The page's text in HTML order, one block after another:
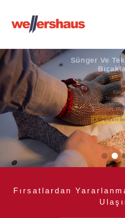
Sünger Ve
Kalite, dayanıklılık
tanınan, sünger ve
yönelik band
Ürünlerimiz
performansı ve
tanınırken,
Ürünleri
Fırsatlardan